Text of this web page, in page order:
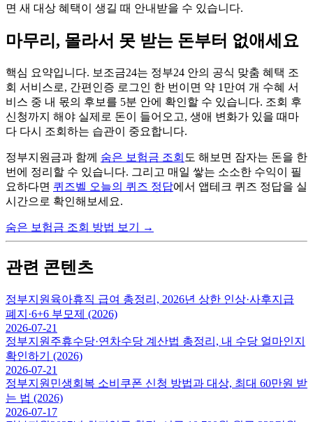
면 새 대상 혜택이 생길 때 안내받을 수 있습니다.
마무리, 몰라서 못 받는 돈부터 없애세요
핵심 요약입니다. 보조금24는 정부24 안의 공식 맞춤 혜택 조
회 서비스로, 간편인증 로그인 한 번이면 약 1만여 개 수혜 서
비스 중 내 몫의 후보를 5분 안에 확인할 수 있습니다. 조회 후
신청까지 해야 실제로 돈이 들어오고, 생애 변화가 있을 때마
다 다시 조회하는 습관이 중요합니다.
정부지원금과 함께 숨은 보험금 조회 도 해보면 잠자는 돈을 한
번에 정리할 수 있습니다. 그리고 매일 쌓는 소소한 수익이 필
요하다면 퀴즈벨 오늘의 퀴즈 정답에서 앱테크 퀴즈 정답을 실
시간으로 확인해보세요.
숨은 보험금 조회 방법 보기 →
관련 콘텐츠
정부지원 육아휴직 급여 총정리, 2026년 상한 인상·사후지급
폐지·6+6 부모제 (2026)
2026-07-21
정부지원 주휴수당·연차수당 계산법 총정리, 내 수당 얼마인지
확인하기 (2026)
2026-07-21
정부지원 민생회복 소비쿠폰 신청 방법과 대상, 최대 60만원 받
는 법 (2026)
2026-07-17